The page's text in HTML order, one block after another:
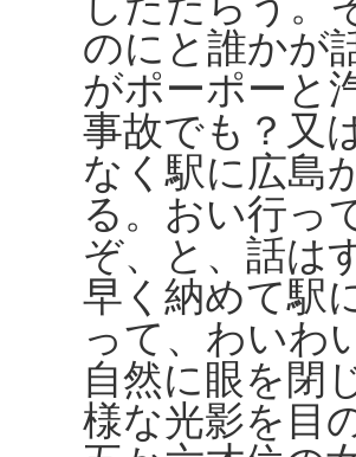
のにと誰かが
がポーポーと
事故でも？又
なく駅に広島
る。おい行っ
ぞ、と、話は
早く納めて駅
って、わいわ
自然に眼を閉
様な光影を目